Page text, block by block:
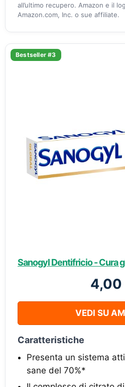
all’ultimo recupero. Amazon e il
Amazon.com, Inc. o sue affiliate.
Bestseller #3
Sanogyl Dentifricio - Cura
4,00
VEDI SU
Caratteristiche
Presenta un sistema
sane del 70%*